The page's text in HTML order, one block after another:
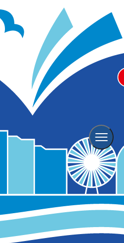
横浜発祥グルメ
ランガイド
祥グルメ
メレストラン
、西洋を受け入れてきた横
などの"輸入モノ"はもちろ